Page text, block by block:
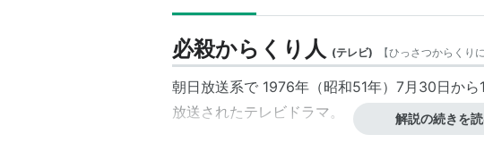
必殺からくり人 (テレビ) 【ひっさつからくり
朝日放送系で 1976年（昭和51年）7月30日か
放送されたテレビドラマ。 解説の続きを